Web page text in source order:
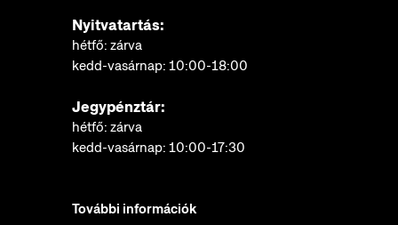
Nyitvatartás:
hétfő: zárva
kedd-vasárnap: 10:00-18:00
Jegypénztár:
hétfő: zárva
kedd-vasárnap: 10:00-17:30
További információk